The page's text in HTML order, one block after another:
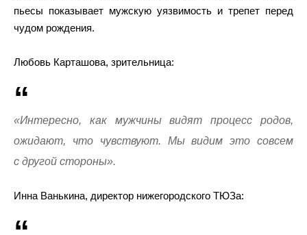
пьесы показывает мужскую уязвимость и трепет перед
чудом рождения.
Любовь Карташова, зрительница:
«Интересно, как мужчины видят процесс родов,
ожидают, что чувствуют. Мы видим это совсем
с другой стороны».
Инна Ванькина, директор нижегородского ТЮЗа: